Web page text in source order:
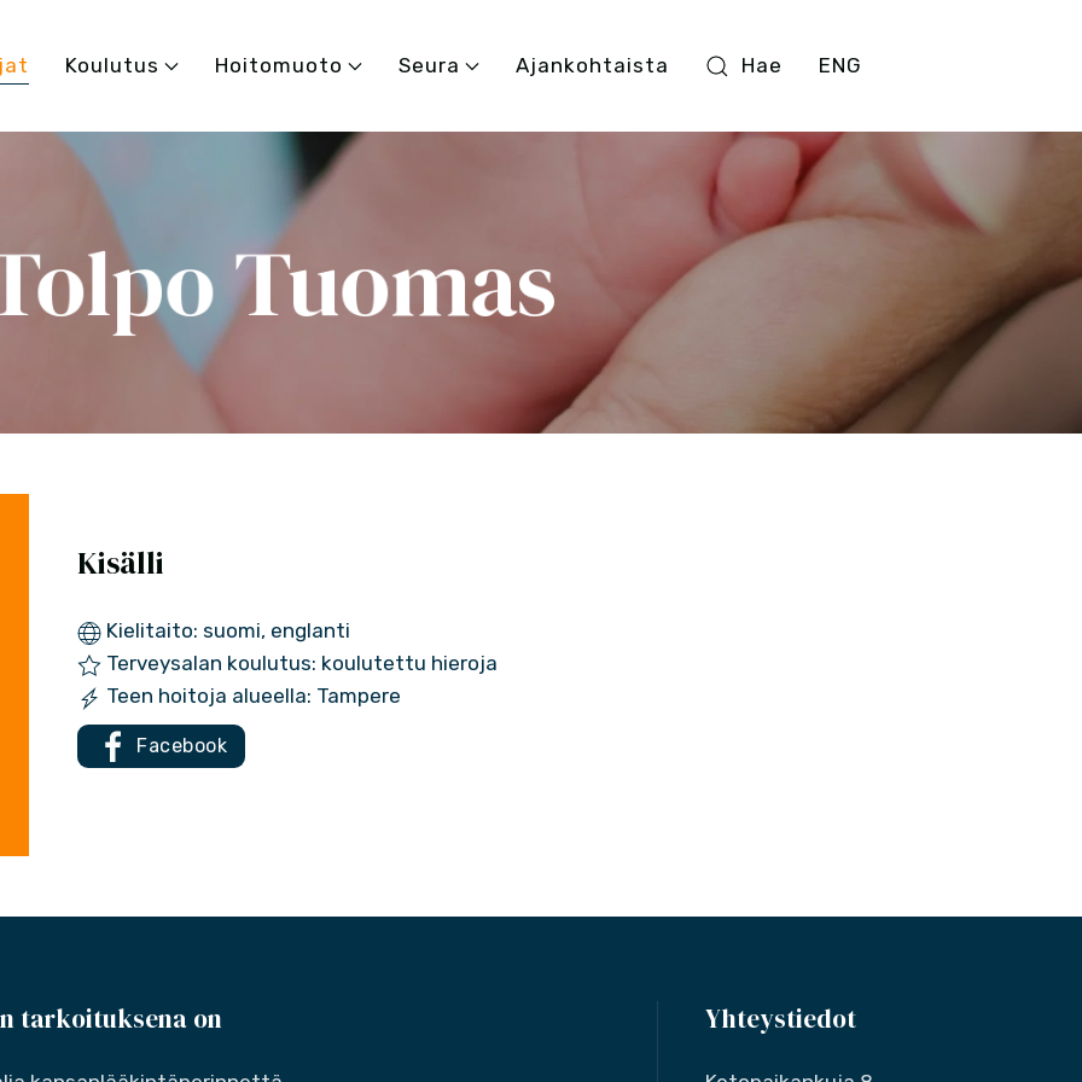
Koulutus Hoitomuoto Seura Ajankohtaista Hae ENG
Tuomas
Kisälli
Kielitaito: suomi, englanti
Terveysalan koulutus: koulutettu hieroja
Teen hoitoja alueella: Tampere
Facebook
tarkoituksena on Yhteystiedot